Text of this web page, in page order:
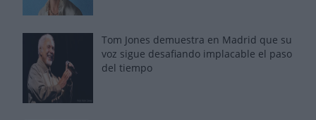
Tom Jones demuestra en Madrid que su
voz sigue desafiando implacable el paso
del tiempo